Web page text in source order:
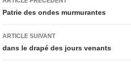
des
articles
Patrie des ondes murmurantes
ARTICLE SUIVANT
dans le drapé des jours venants